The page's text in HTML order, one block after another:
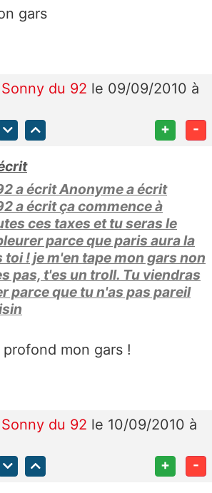
gars
Sonny du 92 le 09/09/2010 à
+ -
a écrit Anonyme a écrit
a écrit ça commence à
ces taxes et tu seras le
parce que paris aura la
toi ! je m'en tape mon gars non
pas, t'es un troll. Tu viendras
parce que tu n'as pas pareil
mon gars !
Sonny du 92 le 10/09/2010 à
+ -